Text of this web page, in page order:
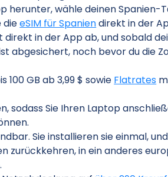
herunter, wähle deinen Spanien-
dieeSIM für Spaniendirekt in der
direkt in der App ab, und sobald
abgesichert, noch bevor du die
100 GB ab 3,99 $ sowie Flatrates
sodass Sie Ihren Laptop
Sie installieren sie einmal,
zurückkehren, in ein anderes